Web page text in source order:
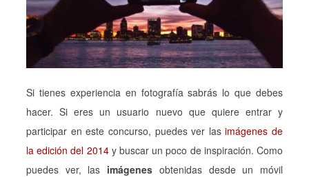
Si tienes experiencia en fotografía sabrás lo que debes
hacer. Si eres un usuario nuevo que quiere entrar y
participar en este concurso, puedes ver lasimágenes de
la edición del 2014y buscar un poco de inspiración. Como
puedes ver, las imágenes obtenidas desde un móvil